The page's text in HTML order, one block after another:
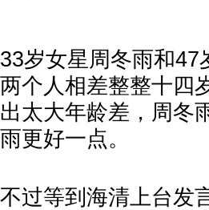
33岁女星周冬雨和47
两个人相差整整十四
出太大年龄差，周冬
雨更好一点。
不过等到海清上台发